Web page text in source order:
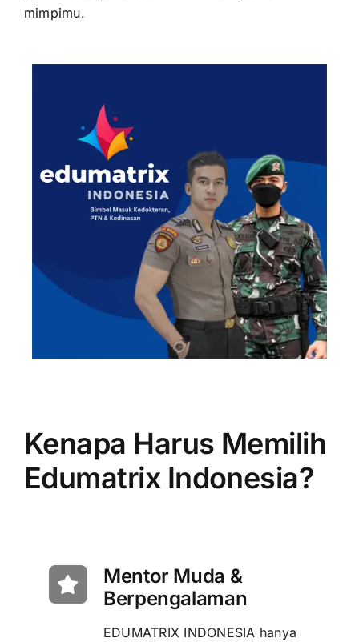
mimpimu.
Kenapa Harus Memilih
Edumatrix Indonesia?
Mentor Muda &
Berpengalaman
EDUMATRIX INDONESIA hanya